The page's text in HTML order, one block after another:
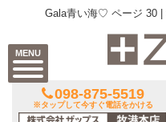
MENU
Gala青い海♡ ページ 30 |
098-875-5519
※タップして今すぐ電話をかける